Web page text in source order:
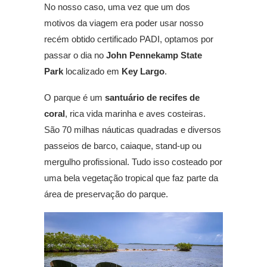
No nosso caso, uma vez que um dos
motivos da viagem era poder usar nosso
recém obtido certificado PADI, optamos por
passar o dia no John Pennekamp State
Park localizado em Key Largo.
O parque é um santuário de recifes de
coral, rica vida marinha e aves costeiras.
São 70 milhas náuticas quadradas e diversos
passeios de barco, caiaque, stand-up ou
mergulho profissional. Tudo isso costeado por
uma bela vegetação tropical que faz parte da
área de preservação do parque.